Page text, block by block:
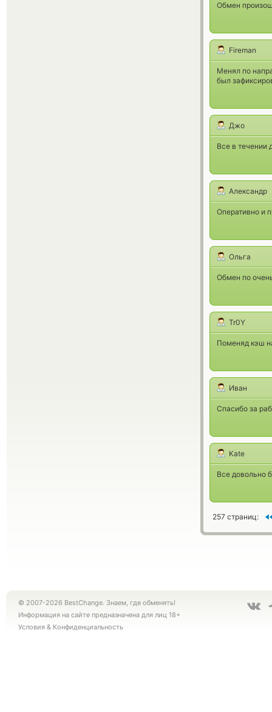
Обмен
Fireman
Менял по
был
Джо
Все в течении
Александр
Оперативно и
Ольга
Обмен по
Tr0Y
Поменяд кэш
Иван
Спасибо за
Kate
Все довольно
257 страниц:
© 2007-2026 BestChange. Знаем, где обменять!
Информация на сайте предназначена для лиц 18+
Условия & Конфиденциальность